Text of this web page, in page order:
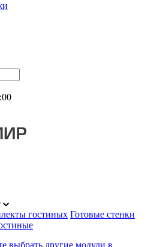
гостиных Готовые стенки
выбрать другие модули в